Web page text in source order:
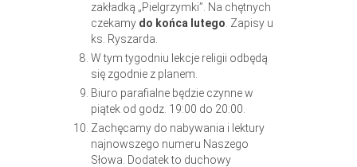
zakładką „Pielgrzymki”. Na chętnych
czekamy do końca lutego . Zapisy u
ks. Ryszarda.
W tym tygodniu lekcje religii odbędą
się zgodnie z planem.
Biuro parafialne będzie czynne w
piątek od godz. 19:00 do 20:00.
Zachęcamy do nabywania i lektury
najnowszego numeru Naszego
Słowa. Dodatek to duchowy